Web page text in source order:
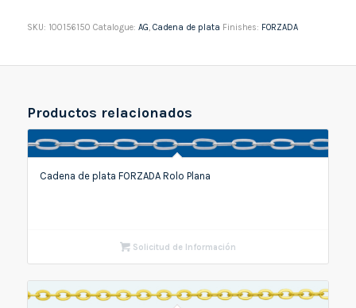
SKU: 100156150 Catalogue: AG Cadena de plata Finishes: FORZADA
Productos relacionados
Cadena de plata FORZADA Rolo Plana
Solicitud de Información